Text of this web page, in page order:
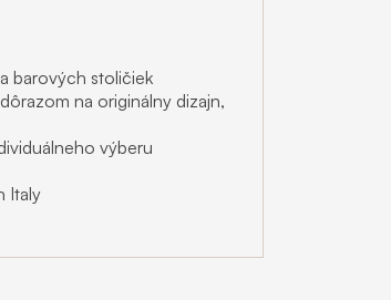
barových stoličiek
na originálny dizajn,
výberu
Italy